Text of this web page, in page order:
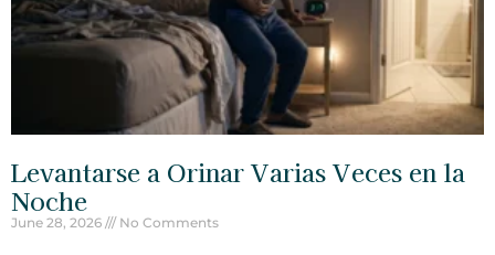
Levantarse a Orinar Varias Veces en la
Noche
June 28, 2026 No Comments